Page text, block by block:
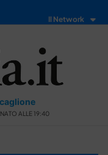
Il Network
ALLE 19:40